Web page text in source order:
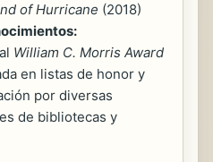
of Hurricane (2018)
William C. Morris Award
en listas de honor y
por diversas
de bibliotecas y